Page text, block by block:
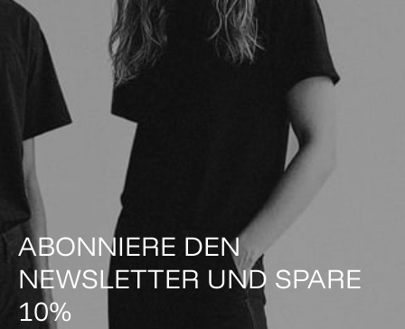
ABONNIERE DEN
NEWSLETTER UND SPARE
10%